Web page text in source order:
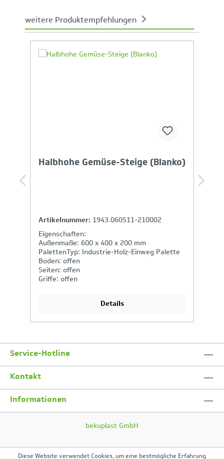
weitere Produktempfehlungen
Ihr Produktvergleich ist voll
Halbhohe Gemüse-Steige (Blanko)
Artikelnummer: 1943.060511-210002
Eigenschaften:
Außenmaße: 600 x 400 x 200 mm
PalettenTyp: Industrie-Holz-Einweg Palette
Boden: offen
Seiten: offen
Griffe: offen
Details
Service-Hotline
Kontakt
Informationen
bekuplast GmbH
Diese Website verwendet Cookies, um eine bestmögliche Erfahrung